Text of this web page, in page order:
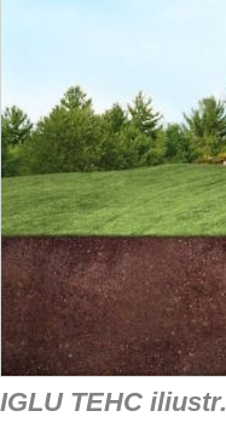
IGLU TEHC iliustr.